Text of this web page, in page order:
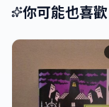
你可能也喜歡